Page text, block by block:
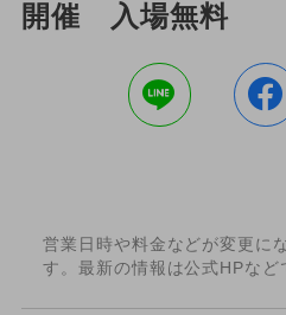
開催 入場無料
営業日時や料金などが変更に
す。最新の情報は公式HPなど